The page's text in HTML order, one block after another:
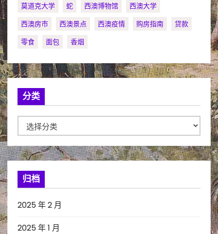
莫道克大学
蛇 西澳博物馆
西澳大学
西澳房市
西澳景点 西澳疫情 购房指南
贷款
零食
面包 香烟
分类
类
归档
2025 年 2 月
2025 年 1 月